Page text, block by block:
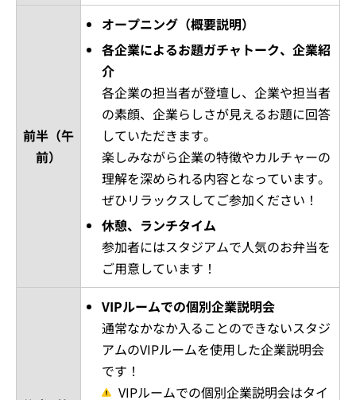
前半（午
前）
オープニング（概要説明）
各企業によるお題ガチャトーク、企業紹
介
各企業の担当者が登壇し、企業や担当者
の素顔、企業らしさが見えるお題に回答
していただきます。
楽しみながら企業の特徴やカルチャーの
理解を深められる内容となっています。
ぜひリラックスしてご参加ください！
休憩、ランチタイム
参加者にはスタジアムで人気のお弁当を
ご用意しています！
VIPルームでの個別企業説明会
通常なかなか入ることのできないスタジ
アムのVIPルームを使用した企業説明会
です！
VIPルームでの個別企業説明会はタイ